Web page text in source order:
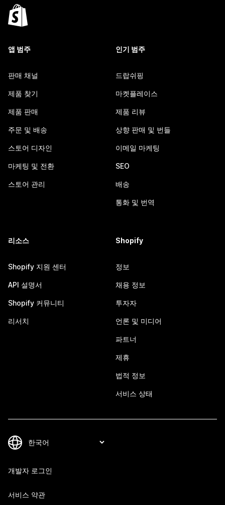
앱 범주
판매 채널
제품 찾기
제품 판매
주문 및 배송
스토어 디자인
마케팅 및 전환
스토어 관리
인기 범주
드랍쉬핑
마켓플레이스
제품 리뷰
상향 판매 및 번들
이메일 마케팅
SEO
배송
통화 및 번역
리소스
Shopify 지원 센터
API 설명서
Shopify 커뮤니티
리서치
Shopify
정보
채용 정보
투자자
언론 및 미디어
파트너
제휴
법적 정보
서비스 상태
개발자 로그인
서비스 약관